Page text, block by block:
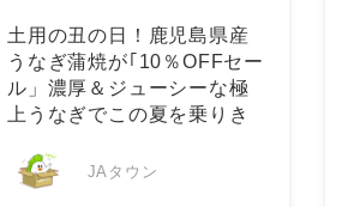
土用の丑の日！鹿児島県産
うなぎ蒲焼が｢10％OFFセー
ル」濃厚＆ジューシーな極
上うなぎでこの夏を乗りき
JAタウン